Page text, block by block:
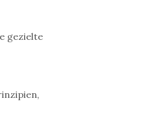
gezielte